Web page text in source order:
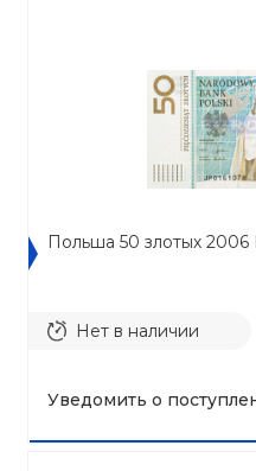
Польша 50 злотых
Нет в наличии
Уведомить о